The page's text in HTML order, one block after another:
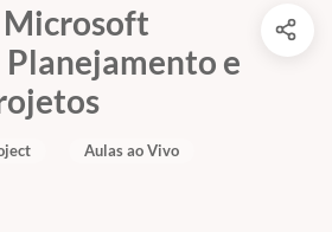
Microsoft
e
Aulas ao Vivo